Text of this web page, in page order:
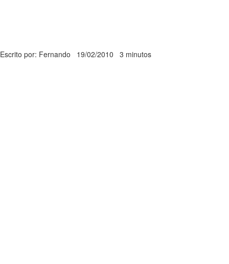
Escrito por: Fernando 19/02/2010 3 minutos